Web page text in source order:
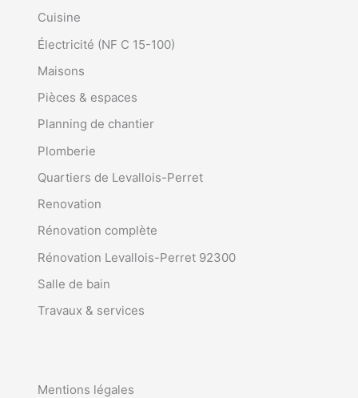
Cuisine
Électricité (NF C 15-100)
Maisons
Pièces & espaces
Planning de chantier
Plomberie
Quartiers de Levallois-Perret
Renovation
Rénovation complète
Rénovation Levallois-Perret 92300
Salle de bain
Travaux & services
Mentions légales